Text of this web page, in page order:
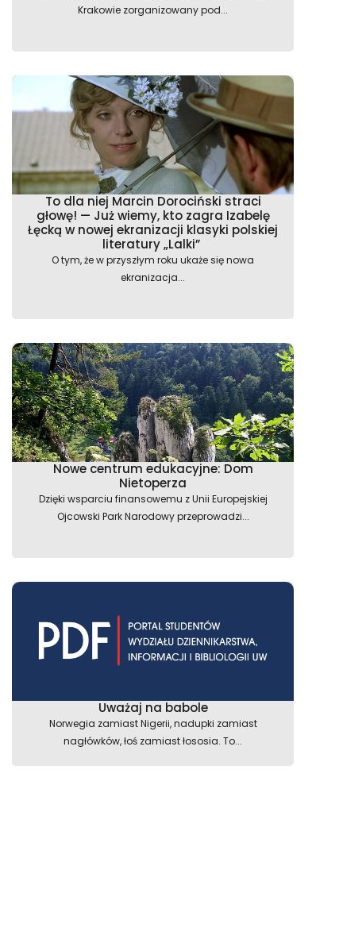
Krakowie zorganizowany pod...
To dla niej Marcin Dorociński straci
głowę! — Już wiemy, kto zagra Izabelę
Łęcką w nowej ekranizacji klasyki polskiej
literatury „Lalki”
O tym, że w przyszłym roku ukaże się nowa
ekranizacja...
Nowe centrum edukacyjne: Dom
Nietoperza
Dzięki wsparciu finansowemu z Unii Europejskiej
Ojcowski Park Narodowy przeprowadzi...
Uważaj na babole
Norwegia zamiast Nigerii, nadupki zamiast
nagłówków, łoś zamiast łososia. To...